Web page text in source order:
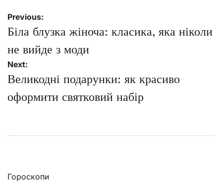
Навігація
записів
Previous:
Біла блузка жіноча: класика, яка ніколи
не вийде з моди
Next:
Великодні подарунки: як красиво
оформити святковий набір
Гороскопи